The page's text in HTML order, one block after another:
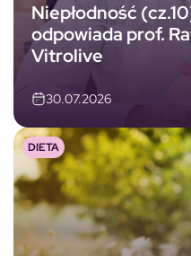
Niepłodność
odpowiada prof.
Vitrolive
30.07.2026
DIETA